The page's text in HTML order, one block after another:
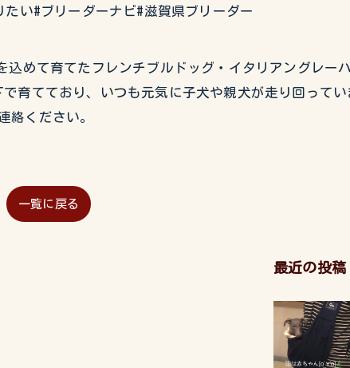
い#ブリーダーナビ#滋賀県ブリーダー
込めて育てたフレンチブルドッグ・イタリアングレー
育てており、いつも元気に子犬や親犬が走り回って
絡ください。
一覧に戻る
最近の投稿